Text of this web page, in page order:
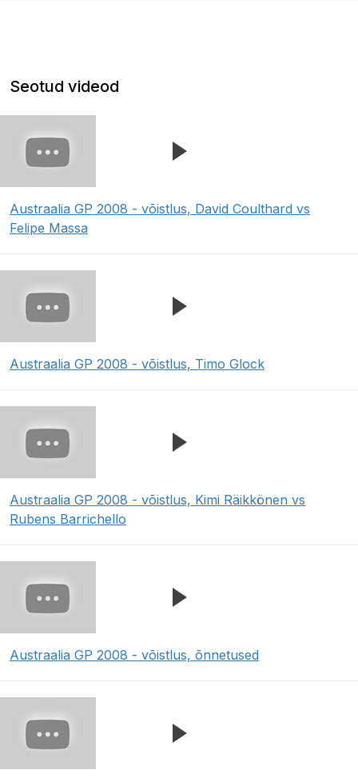
Seotud videod
Austraalia GP 2008 - võistlus, David Coulthard vs
Felipe Massa
Austraalia GP 2008 - võistlus, Timo Glock
Austraalia GP 2008 - võistlus, Kimi Räikkönen vs
Rubens Barrichello
Austraalia GP 2008 - võistlus, õnnetused